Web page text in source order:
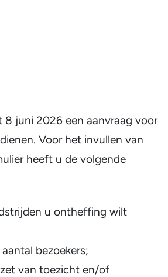
8 juni 2026 een aanvraag voor
Voor het invullen van
heeft u de volgende
u ontheffing wilt
bezoekers;
van toezicht en/of